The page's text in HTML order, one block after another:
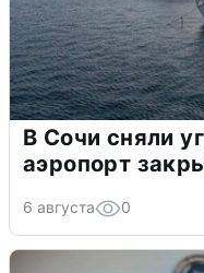
В Сочи сняли
аэропорт
6 августа 0